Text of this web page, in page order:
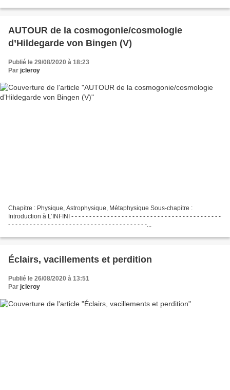
AUTOUR de la cosmogonie/cosmologie
d’Hildegarde von Bingen (V)
Publié le 29/08/2020 à 18:23
Par jcleroy
Chapitre : Physique, Astrophysique, Métaphysique Sous-chapitre :
Introduction à L’INFINI - - - - - - - - - - - - - - - - - - - - - - - - - - - - - - - - - - - - - - - - - -
- - - - - - - - - - - - - - - - - - - - - - - - - - - - - - - - - - - - - - -...
Éclairs, vacillements et perdition
Publié le 26/08/2020 à 13:51
Par jcleroy